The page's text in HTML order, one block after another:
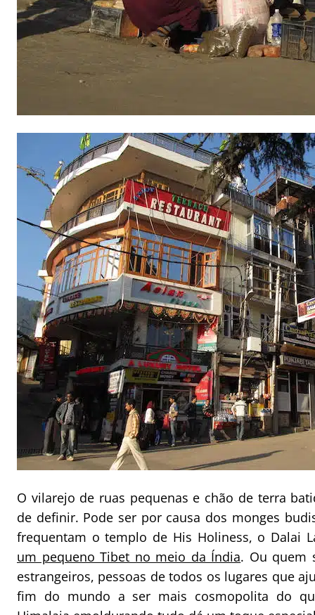
O vilarejo de ruas pequenas e chão de terra
de definir. Pode ser por causa dos monges
frequentam o templo de His Holiness, o Dalai
um pequeno Tibet no meio da Índia. Ou quem
estrangeiros, pessoas de todos os lugares que
fim do mundo a ser mais cosmopolita do